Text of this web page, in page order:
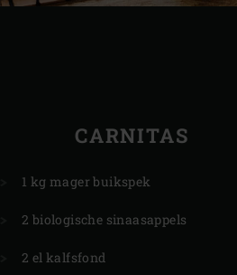
CARNITAS
1 kg mager buikspek
2 biologische sinaasappels
2 el kalfsfond